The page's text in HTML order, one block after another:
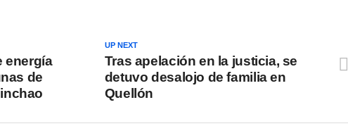
UP NEXT
Tras apelación en la justicia, se
detuvo desalojo de familia en
Quellón
energía
de